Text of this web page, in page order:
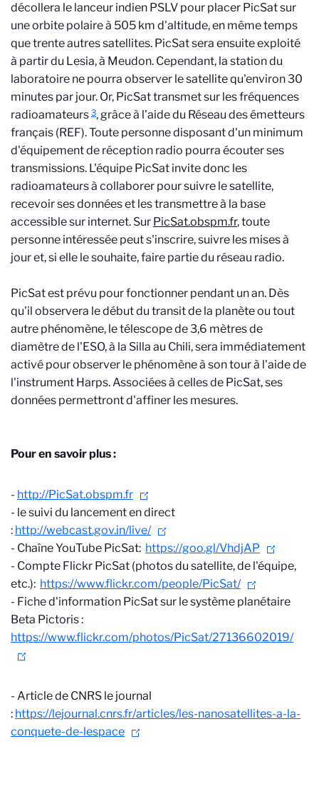
décollera le lanceur indien PSLV pour placer PicSat sur
une orbite polaire à 505 km d'altitude, en même temps
que trente autres satellites. PicSat sera ensuite exploité
à partir du Lesia, à Meudon. Cependant, la station du
laboratoire ne pourra observer le satellite qu'environ 30
minutes par jour. Or, PicSat transmet sur les fréquences
radioamateurs 3, grâce à l'aide du Réseau des émetteurs
français (REF). Toute personne disposant d'un minimum
d'équipement de réception radio pourra écouter ses
transmissions. L'équipe PicSat invite donc les
radioamateurs à collaborer pour suivre le satellite,
recevoir ses données et les transmettre à la base
accessible sur internet. Sur PicSat.obspm.fr, toute
personne intéressée peut s'inscrire, suivre les mises à
jour et, si elle le souhaite, faire partie du réseau radio.
PicSat est prévu pour fonctionner pendant un an. Dès
qu'il observera le début du transit de la planète ou tout
autre phénomène, le télescope de 3,6 mètres de
diamètre de l'ESO, à la Silla au Chili, sera immédiatement
activé pour observer le phénomène à son tour à l'aide de
l'instrument Harps. Associées à celles de PicSat, ses
données permettront d'affiner les mesures.
Pour en savoir plus :
- http://PicSat.obspm.fr
- le suivi du lancement en direct
: http://webcast.gov.in/live/
- Chaîne YouTube PicSat: https://goo.gl/VhdjAP
- Compte Flickr PicSat (photos du satellite, de l'équipe,
etc.): https://www.flickr.com/people/PicSat/
- Fiche d'information PicSat sur le système planétaire
Beta Pictoris :
https://www.flickr.com/photos/PicSat/27136602019/
- Article de CNRS le journal
: https://lejournal.cnrs.fr/articles/les-nanosatellites-a-la-
conquete-de-lespace